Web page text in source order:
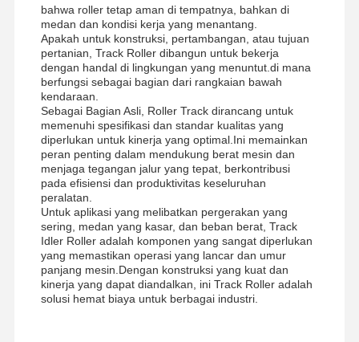
Rantai Lintasan
Track Shoe Pad
Pengatur trek
Lacak Baut
Perlengkapan Excavator
Bucket Excavator
Gigi ember
Dozer Cutting Edge
Lengan ekskavator
bahwa roller tetap aman di tempatnya, bahkan di
medan dan kondisi kerja yang menantang.
Apakah untuk konstruksi, pertambangan, atau tujuan
pertanian, Track Roller dibangun untuk bekerja
dengan handal di lingkungan yang menuntut.di mana
berfungsi sebagai bagian dari rangkaian bawah
kendaraan.
Sebagai Bagian Asli, Roller Track dirancang untuk
memenuhi spesifikasi dan standar kualitas yang
diperlukan untuk kinerja yang optimal.Ini memainkan
peran penting dalam mendukung berat mesin dan
menjaga tegangan jalur yang tepat, berkontribusi
pada efisiensi dan produktivitas keseluruhan
peralatan.
Untuk aplikasi yang melibatkan pergerakan yang
sering, medan yang kasar, dan beban berat, Track
Idler Roller adalah komponen yang sangat diperlukan
yang memastikan operasi yang lancar dan umur
panjang mesin.Dengan konstruksi yang kuat dan
kinerja yang dapat diandalkan, ini Track Roller adalah
solusi hemat biaya untuk berbagai industri.